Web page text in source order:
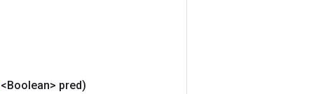
<Boolean> pred)